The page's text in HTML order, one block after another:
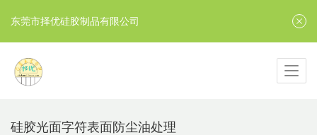
硅胶光面字符表面防尘油处理
东莞市择优硅胶制品有限公司